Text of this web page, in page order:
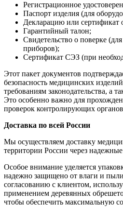
Регистрационное
Паспорт изделия (для
Декларацию или сертификат
Гарантийный талон;
Свидетельство о поверке
приборов);
Сертификат СЭЗ (при
Этот пакет документов
безопасность медицинских
требованиям законодательства, а
Это особенно важно для
проверок контролирующих
Доставка по всей России
Мы осуществляем доставку
территории России через
Особое внимание уделяется
надежно защищено от влаги и
согласованию с клиентом,
применением деревянных
чтобы обеспечить максимальную